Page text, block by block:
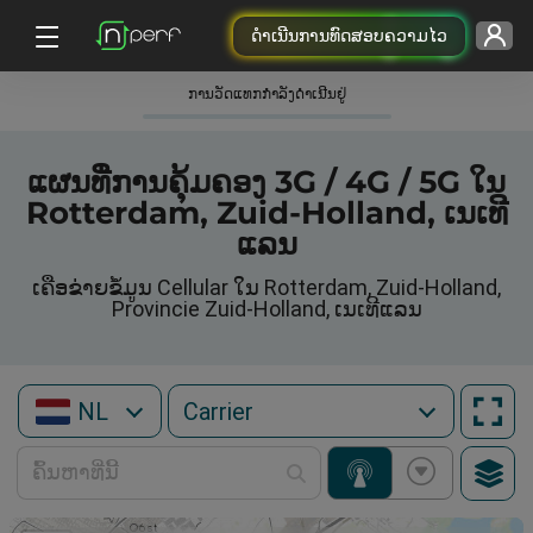
ດຳເນີນການທົດສອບຄວາມໄວ
ການວັດແທກກໍາລັງດໍາເນີນຢູ່
ແຜນທີ່ການຄຸ້ມຄອງ 3G / 4G / 5G ໃນ
Rotterdam, Zuid-Holland, ເນເທີ
ແລນ
ເຄືອຂ່າຍຂໍ້ມູນ Cellular ໃນ Rotterdam, Zuid-Holland,
Provincie Zuid-Holland, ເນເທີແລນ
NL